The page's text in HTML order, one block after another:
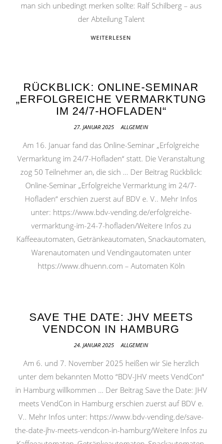
man sich unbedingt merken sollte: Ralf Schilberg – aus
der Abteilung Talent
WEITERLESEN
RÜCKBLICK: ONLINE-SEMINAR
„ERFOLGREICHE VERMARKTUNG
IM 24/7-HOFLADEN“
27. JANUAR 2025 ALLGEMEIN
Am 16. Januar fand das Online-Seminar „Erfolgreiche
Vermarktung im 24/7-Hofladen“ statt. Die Veranstaltung
zog 50 Teilnehmer an, die sich … Der Beitrag Rückblick:
Online-Seminar „Erfolgreiche Vermarktung im 24/7-
Hofladen“ erschien zuerst auf BDV e. V.. Mehr Infos
unter: https://www.bdv-vending.de/erfolgreiche-
vermarktung-im-24-7-hofladen/Weitere Infos zu
Kaffeeautomaten, Getränkeautomaten, Snackautomaten,
Warenautomaten und Vendingautomaten unter
https://www.dhuenn.com – Automaten Köln
SAVE THE DATE: JHV MEETS
VENDCON IN HAMBURG
24. JANUAR 2025 ALLGEMEIN
Am 6. und 7. November 2025 heißen wir Sie herzlich
unter dem bekannten Motto “BDV-JHV meets VendCon“
in Hamburg willkommen … Der Beitrag Save the Date: JHV
meets VendCon in Hamburg erschien zuerst auf BDV e.
V.. Mehr Infos unter: https://www.bdv-vending.de/save-
the-date-jhv-meets-vendcon-in-hamburg/Weitere Infos zu